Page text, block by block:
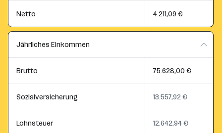
Netto 4.211,09 €
Jährliches Einkommen
Brutto 75.628,00 €
Sozialversicherung 13.557,92 €
Lohnsteuer 12.642,94 €